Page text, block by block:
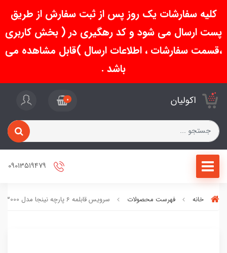
کلیه سفارشات یک روز پس از ثبت سفارش از طریق
پست ارسال می شود و کد رهگیری در ( بخش کاربری
،قسمت سفارشات ، اطلاعات ارسال )قابل مشاهده می
باشد .
اکولیان 0
خانه فهرست محصولات سرویس قابلمه 6 پارچه نینجا مدل C33000